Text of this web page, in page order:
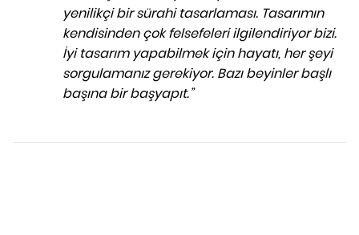
yenilikçi bir sürahi tasarlaması. Tasarımın
kendisinden çok felsefeleri ilgilendiriyor bizi.
İyi tasarım yapabilmek için hayatı, her şeyi
sorgulamanız gerekiyor. Bazı beyinler başlı
başına bir başyapıt.”